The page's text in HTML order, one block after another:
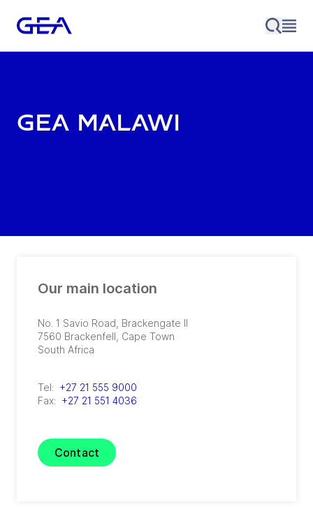
GEA Malawi
Our main location
No. 1 Savio Road, Brackengate II
7560 Brackenfell, Cape Town
South Africa
Tel: +27 21 555 9000
Fax: +27 21 551 4036
Contact